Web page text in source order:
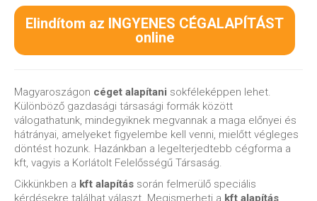
KAPCSOLAT
IRODÁK
Elindítom az INGYENES CÉGALAPÍTÁST
online
Magyaroszágon céget alapítani sokféleképpen lehet.
Különböző gazdasági társasági formák között
válogathatunk, mindegyiknek megvannak a maga előnyei és
hátrányai, amelyeket figyelembe kell venni, mielőtt végleges
döntést hozunk. Hazánkban a legelterjedtebb cégforma a
kft, vagyis a Korlátolt Felelősségű Társaság.
Cikkünkben a kft alapítás során felmerülő speciális
kérdésekre találhat választ. Megismerheti a kft alapítás